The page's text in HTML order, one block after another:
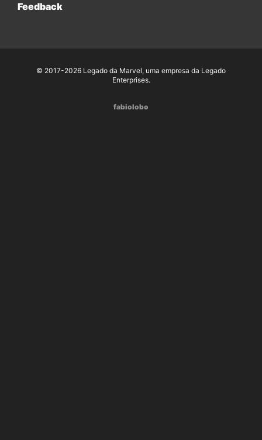
Feedback
© 2017-2026 Legado da Marvel, uma empresa da Legado
Enterprises.
fabiolobo